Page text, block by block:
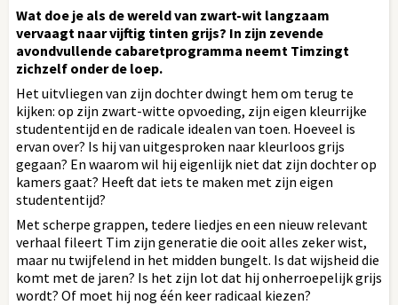
Wat doe je als de wereld van zwart-wit langzaam
vervaagt naar vijftig tinten grijs? In zijn zevende
avondvullende cabaretprogramma neemt Timzingt
zichzelf onder de loep.
Het uitvliegen van zijn dochter dwingt hem om terug te
kijken: op zijn zwart-witte opvoeding, zijn eigen kleurrijke
studententijd en de radicale idealen van toen. Hoeveel is
ervan over? Is hij van uitgesproken naar kleurloos grijs
gegaan? En waarom wil hij eigenlijk niet dat zijn dochter op
kamers gaat? Heeft dat iets te maken met zijn eigen
studententijd?
Met scherpe grappen, tedere liedjes en een nieuw relevant
verhaal fileert Tim zijn generatie die ooit alles zeker wist,
maar nu twijfelend in het midden bungelt. Is dat wijsheid die
komt met de jaren? Is het zijn lot dat hij onherroepelijk grijs
wordt? Of moet hij nog één keer radicaal kiezen?